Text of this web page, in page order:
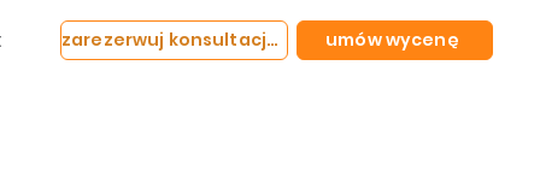
zarezerwuj konsultację umów wycenę